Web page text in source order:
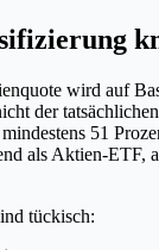
wird auf
der
51
als Aktien-ETF,
tückisch: